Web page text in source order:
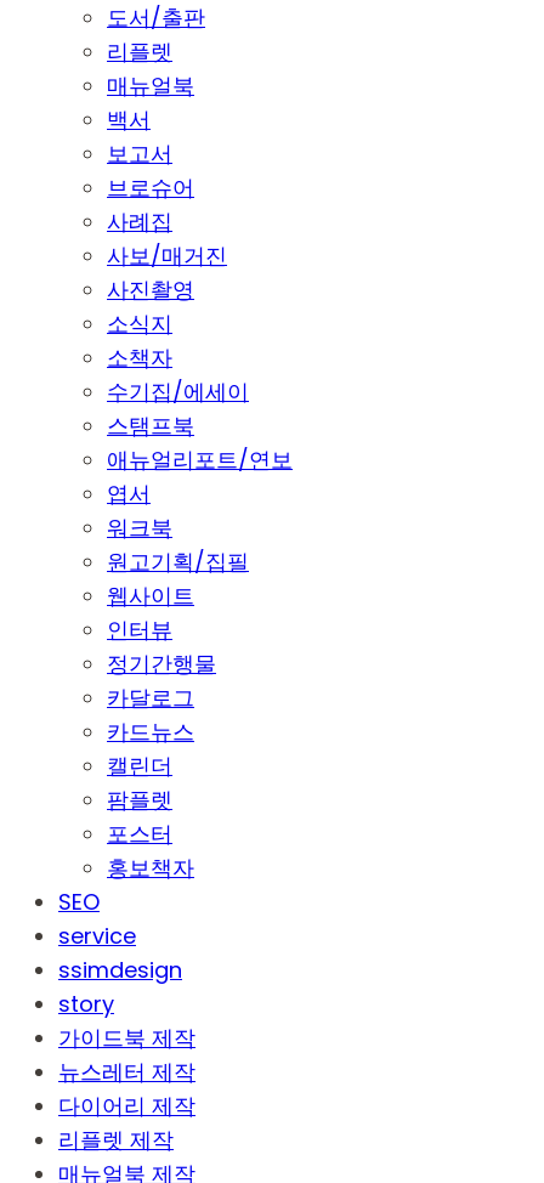
도서/출판
리플렛
매뉴얼북
백서
보고서
브로슈어
사례집
사보/매거진
사진촬영
소식지
소책자
수기집/에세이
스탬프북
애뉴얼리포트/연보
엽서
워크북
원고기획/집필
웹사이트
인터뷰
정기간행물
카달로그
카드뉴스
캘린더
팜플렛
포스터
홍보책자
SEO
service
ssimdesign
story
가이드북 제작
뉴스레터 제작
다이어리 제작
리플렛 제작
매뉴얼북 제작